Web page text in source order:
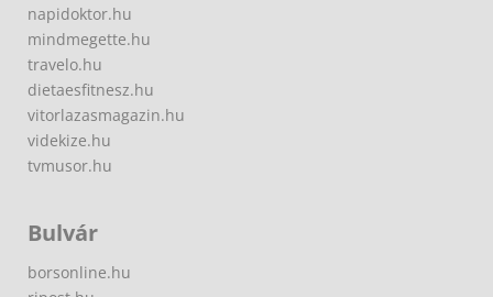
napidoktor.hu
mindmegette.hu
travelo.hu
dietaesfitnesz.hu
vitorlazasmagazin.hu
videkize.hu
tvmusor.hu
Bulvár
borsonline.hu